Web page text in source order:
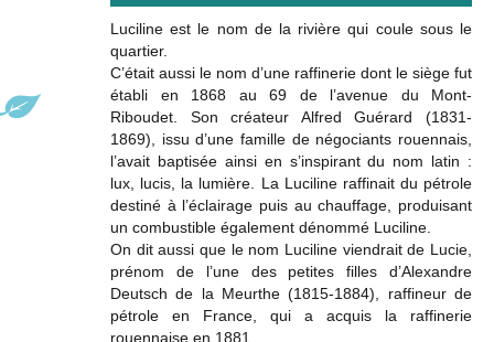
Luciline est le nom de la rivière qui coule sous le
quartier.
C’était aussi le nom d’une raffinerie dont le siège fut
établi en 1868 au 69 de l’avenue du Mont-
Riboudet. Son créateur Alfred Guérard (1831-
1869), issu d’une famille de négociants rouennais,
l’avait baptisée ainsi en s’inspirant du nom latin :
lux, lucis, la lumière. La Luciline raffinait du pétrole
destiné à l’éclairage puis au chauffage, produisant
un combustible également dénommé Luciline.
On dit aussi que le nom Luciline viendrait de Lucie,
prénom de l’une des petites filles d’Alexandre
Deutsch de la Meurthe (1815-1884), raffineur de
pétrole en France, qui a acquis la raffinerie
rouennaise en 1881.